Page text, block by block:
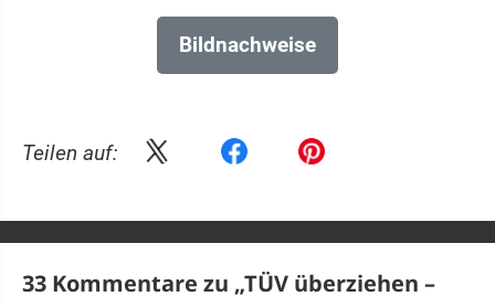
Bildnachweise
Teilen auf:
33 Kommentare zu „TÜV überziehen –